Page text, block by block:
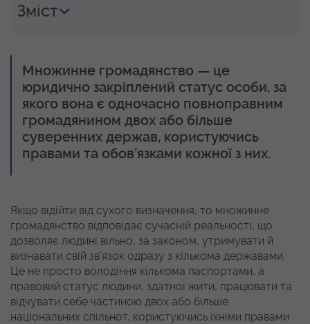
Зміст
Множинне громадянство — це
юридично закріплений статус особи, за
якого вона є одночасно повноправним
громадянином двох або більше
суверенних держав, користуючись
правами та обов’язками кожної з них.
Якщо відійти від сухого визначення, то множинне
громадянство відповідає сучасній реальності, що
дозволяє людині вільно, за законом, утримувати й
визнавати свій зв’язок одразу з кількома державами.
Це не просто володіння кількома паспортами, а
правовий статус людини, здатної жити, працювати та
відчувати себе частиною двох або більше
національних спільнот, користуючись їхніми правами